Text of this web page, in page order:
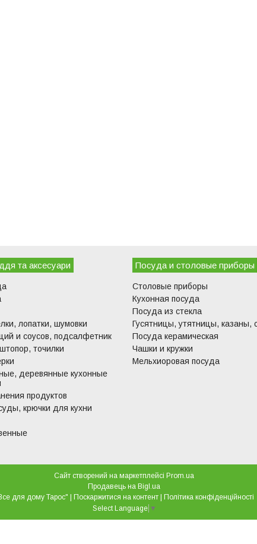
та аксесуари
лопатки, шумовки
и соусов, подсалфетник
точилки
деревянные кухонные
продуктов
крючки для кухни
Посуда и столовые приборы
Столовые приборы
Кухонная посуда
Посуда из стекла
Гусятницы, утятницы, казаны,
Посуда керамическая
Чашки и кружки
Мельхиоровая посуда
Сайт створений на маркетплейсі Prom.ua
Продавець на Bigl.ua
Поскаржитися на контент
Політика конфіденційності
Select Language ▼